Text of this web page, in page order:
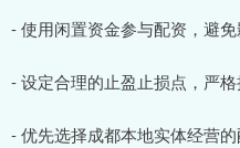
- 使用闲置资金参与配资，避免
- 设定合理的止盈止损点，严格
- 优先选择成都本地实体经营的